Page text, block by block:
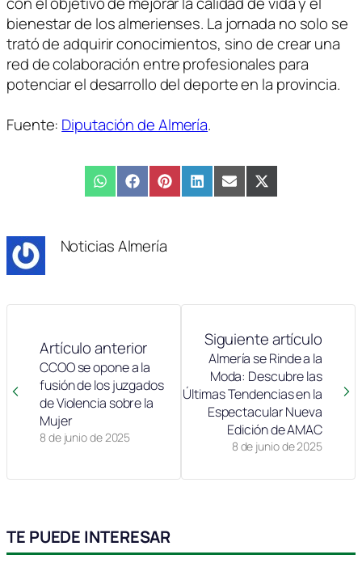
bienestar de los almerienses. La jornada no solo se
trató de adquirir conocimientos, sino de crear una
red de colaboración entre profesionales para
potenciar el desarrollo del deporte en la provincia.
Fuente: Diputación de Almería.
Compartir
en
WhatsAppCompartir
en
FacebookCompartir
en
PinterestCompartir
en
LinkedInCompartir
en
EmailCompartir
en
X
(Twitter)
Noticias Almería
Artículo anterior
8 de junio de 2025
CCOO se opone a la
fusión de los juzgados
de Violencia sobre la
Mujer
Siguiente artículo
8 de junio de 2025
Almería se Rinde a la
Moda: Descubre las
Últimas Tendencias en la
Espectacular Nueva
Edición de AMAC
TE PUEDE INTERESAR